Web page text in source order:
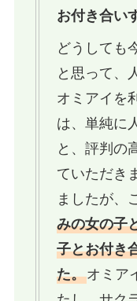
お付き合い
どうしても
と思って、
オミアイを
は、単純に
と、評判の
ていただき
ましたが、
みの女の子
子とお付き
た。オミア